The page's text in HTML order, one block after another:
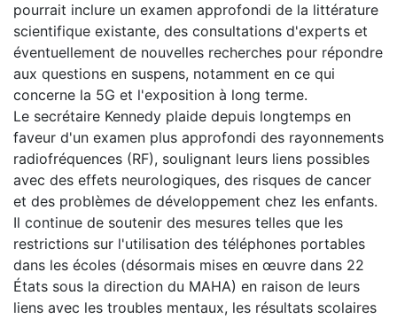
pourrait inclure un examen approfondi de la littérature
scientifique existante, des consultations d'experts et
éventuellement de nouvelles recherches pour répondre
aux questions en suspens, notamment en ce qui
concerne la 5G et l'exposition à long terme.
Le secrétaire Kennedy plaide depuis longtemps en
faveur d'un examen plus approfondi des rayonnements
radiofréquences (RF), soulignant leurs liens possibles
avec des effets neurologiques, des risques de cancer
et des problèmes de développement chez les enfants.
Il continue de soutenir des mesures telles que les
restrictions sur l'utilisation des téléphones portables
dans les écoles (désormais mises en œuvre dans 22
États sous la direction du MAHA) en raison de leurs
liens avec les troubles mentaux, les résultats scolaires